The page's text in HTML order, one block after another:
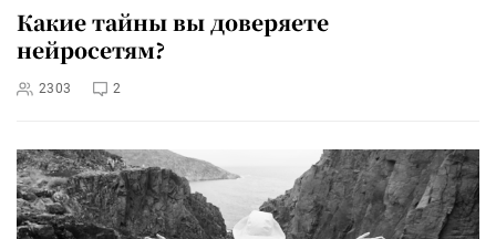
Какие тайны вы доверяете
нейросетям?
2303 2